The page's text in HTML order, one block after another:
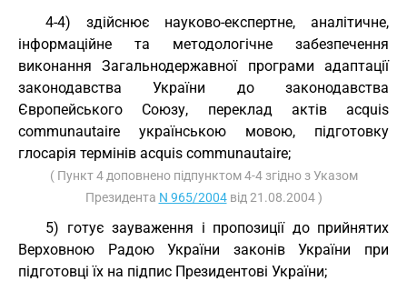
4-4) здійснює науково-експертне, аналітичне,
інформаційне та методологічне забезпечення
виконання Загальнодержавної програми адаптації
законодавства України до законодавства
Європейського Союзу, переклад актів acquis
communautaire українською мовою, підготовку
глосарія термінів acquis communautaire;
( Пункт 4 доповнено підпунктом 4-4 згідно з Указом
Президента N 965/2004від 21.08.2004 )
5) готує зауваження і пропозиції до прийнятих
Верховною Радою України законів України при
підготовці їх на підпис Президентові України;